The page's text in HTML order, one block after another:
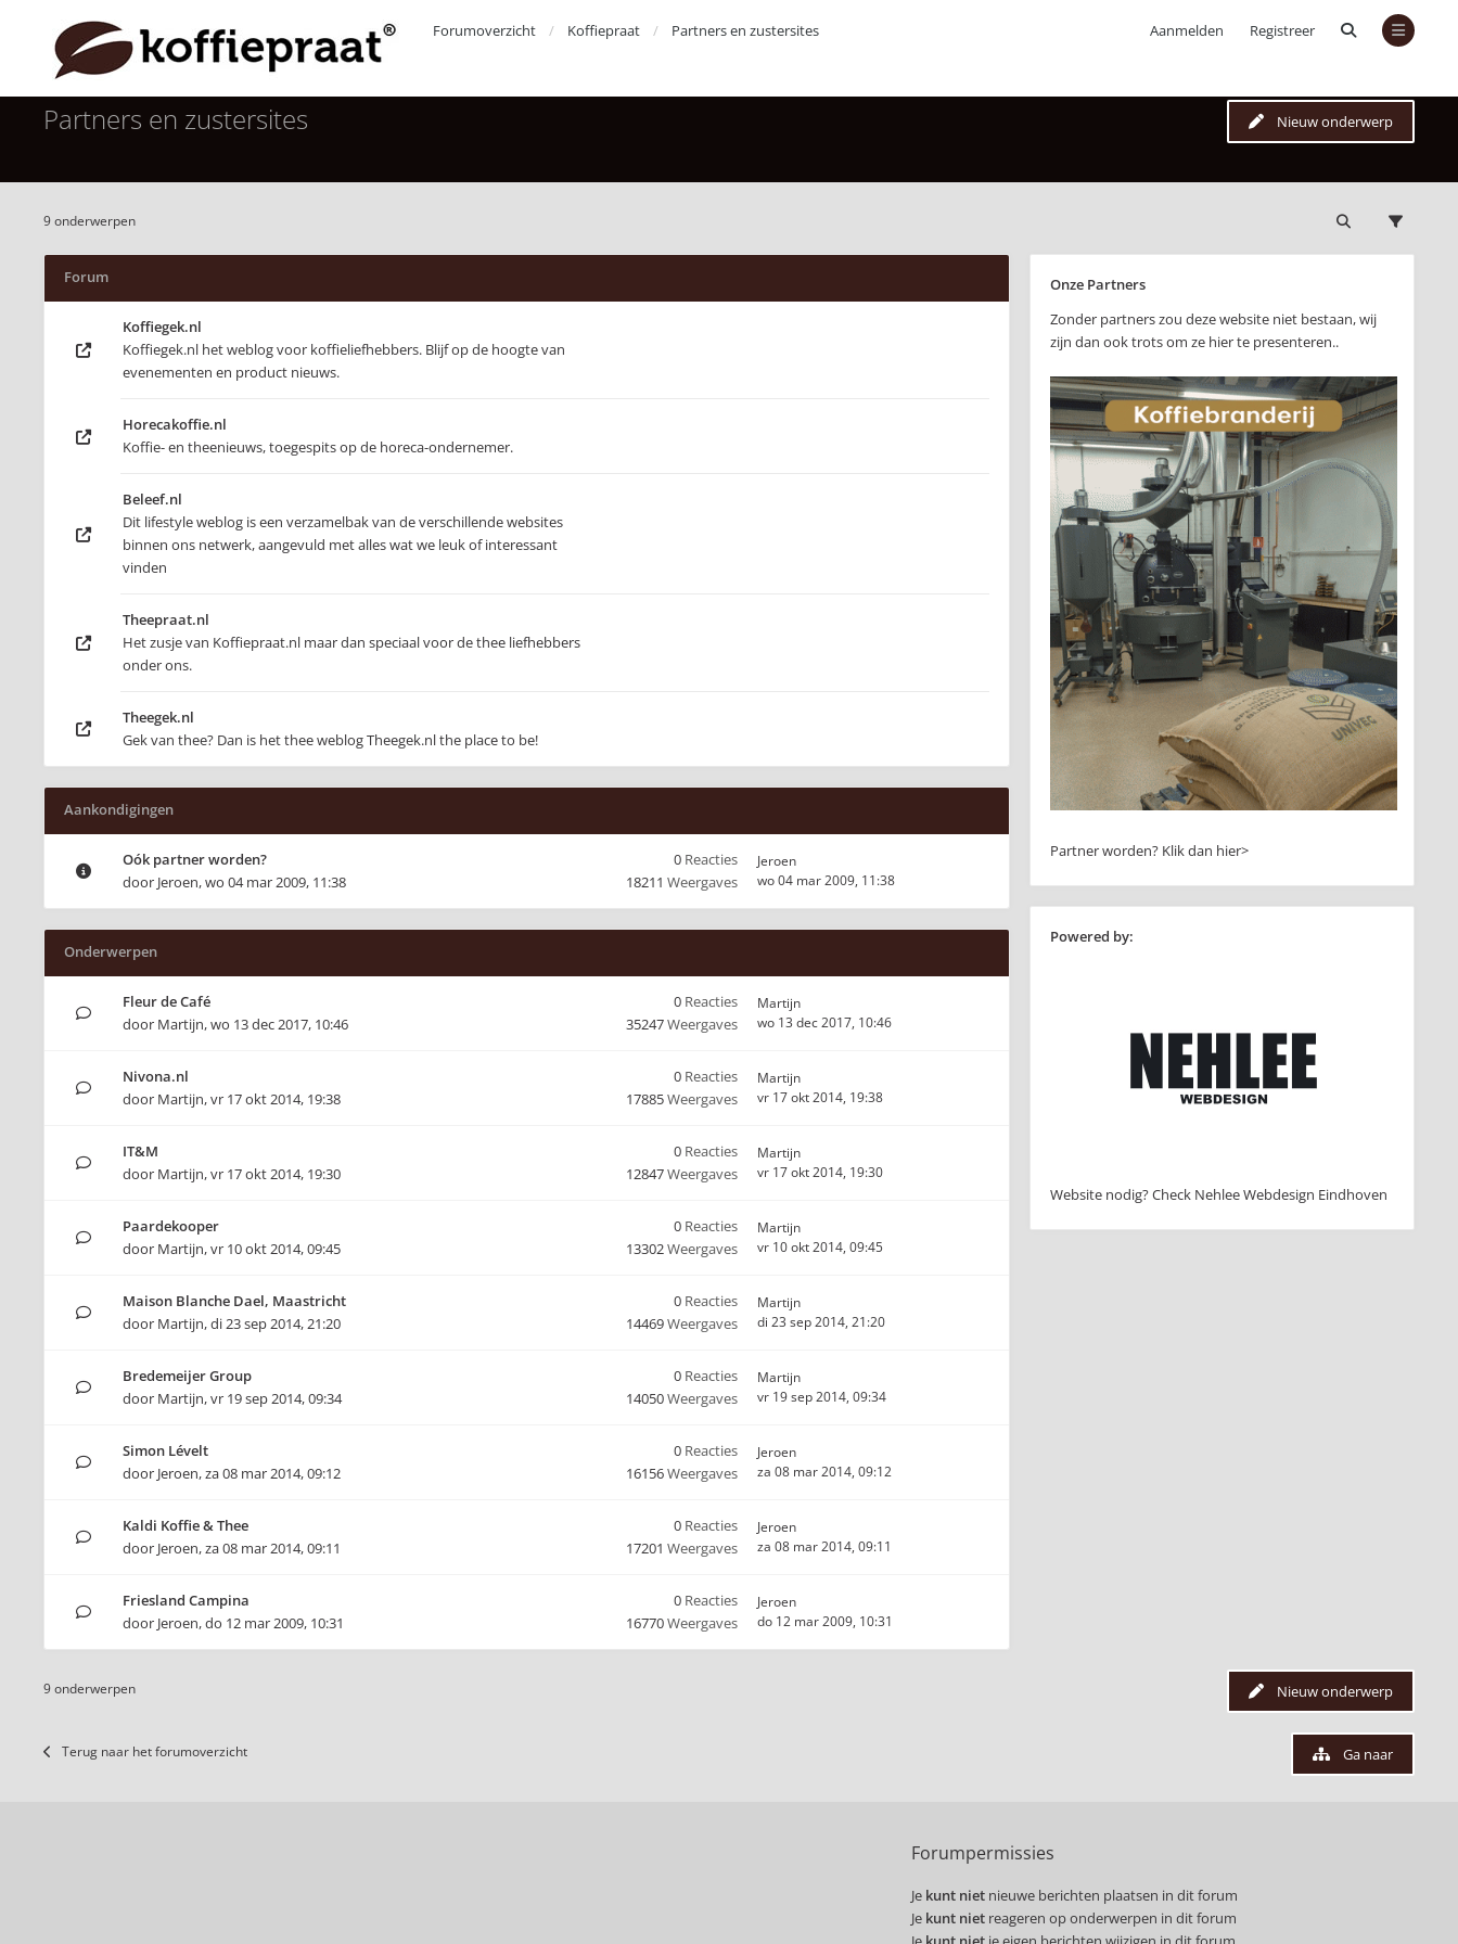
Aanmelden Registreer
Forumoverzicht Koffiepraat Partners en zustersites
Partners en zustersites Nieuw onderwerp
9 onderwerpen
Forum
Koffiegek.nl
Koffiegek.nl het weblog voor koffieliefhebbers. Blijf op de hoogte van
evenementen en product nieuws.
Horecakoffie.nl
Koffie- en theenieuws, toegespits op de horeca-ondernemer.
Beleef.nl
Dit lifestyle weblog is een verzamelbak van de verschillende websites
binnen ons netwerk, aangevuld met alles wat we leuk of interessant
vinden
Theepraat.nl
Het zusje van Koffiepraat.nl maar dan speciaal voor de thee liefhebbers
onder ons.
Theegek.nl
Gek van thee? Dan is het thee weblog Theegek.nl the place to be!
Aankondigingen
Oók partner worden?
door Jeroen,wo 04 mar 2009, 11:38
0 Reacties
18211 Weergaves
Jeroen
wo 04 mar 2009, 11:38
Onderwerpen
Fleur de Café
door Martijn,wo 13 dec 2017, 10:46
0 Reacties
35247Weergaves
Martijn
wo 13 dec 2017, 10:46
Nivona.nl
door Martijn,vr 17 okt 2014, 19:38
0 Reacties
17885Weergaves
Martijn
vr 17 okt 2014, 19:38
IT&M
door Martijn,vr 17 okt 2014, 19:30
0 Reacties
12847Weergaves
Martijn
vr 17 okt 2014, 19:30
Paardekooper
door Martijn,vr 10 okt 2014, 09:45
0 Reacties
13302Weergaves
Martijn
vr 10 okt 2014, 09:45
Maison Blanche Dael, Maastricht
door Martijn,di 23 sep 2014, 21:20
0 Reacties
14469Weergaves
Martijn
di 23 sep 2014, 21:20
Bredemeijer Group
door Martijn,vr 19 sep 2014, 09:34
0 Reacties
14050Weergaves
Martijn
vr 19 sep 2014, 09:34
Simon Lévelt
door Jeroen,za 08 mar 2014, 09:12
0 Reacties
16156Weergaves
Jeroen
za 08 mar 2014, 09:12
Kaldi Koffie & Thee
door Jeroen,za 08 mar 2014, 09:11
0 Reacties
17201 Weergaves
Jeroen
za 08 mar 2014, 09:11
Friesland Campina
door Jeroen,do 12 mar 2009, 10:31
0 Reacties
16770Weergaves
Jeroen
do 12 mar 2009, 10:31
Onze Partners
Zonder partners zou deze website niet bestaan, wij
zijn dan ook trots om ze hier te presenteren..
Partner worden? Klik dan hier>
Powered by:
Website nodig? Check Nehlee Webdesign Eindhoven
Nieuw onderwerp
9 onderwerpen
Terug naar het forumoverzicht Ga naar
Forumpermissies
Je kunt niet nieuwe berichten plaatsen in dit forum
Je kunt niet reageren op onderwerpen in dit forum